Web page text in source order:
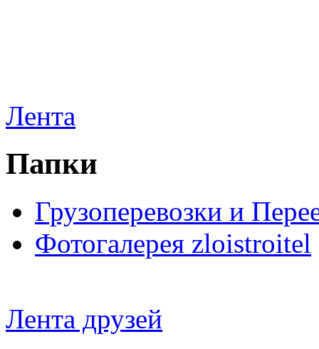
Лента
Папки
Грузоперевозки и
Фотогалерея zloistroitel
Лента друзей